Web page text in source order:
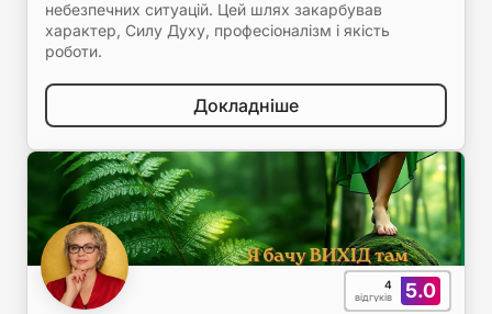
небезпечних ситуацій. Цей шлях закарбував
характер, Силу Духу, професіоналізм і якість
роботи.
Докладніше
5.0
4
відгуків